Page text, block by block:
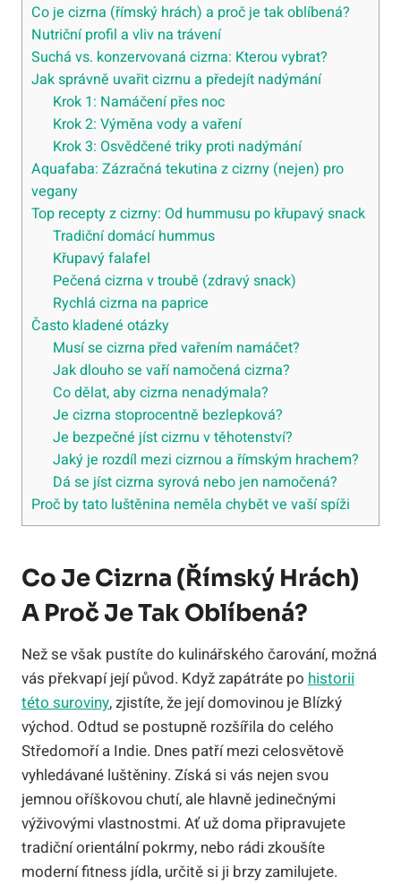
Co je cizrna (římský hrách) a proč je tak oblíbená?
Nutriční profil a vliv na trávení
Suchá vs. konzervovaná cizrna: Kterou vybrat?
Jak správně uvařit cizrnu a předejít nadýmání
Krok 1: Namáčení přes noc
Krok 2: Výměna vody a vaření
Krok 3: Osvědčené triky proti nadýmání
Aquafaba: Zázračná tekutina z cizrny (nejen) pro
vegany
Top recepty z cizrny: Od hummusu po křupavý snack
Tradiční domácí hummus
Křupavý falafel
Pečená cizrna v troubě (zdravý snack)
Rychlá cizrna na paprice
Často kladené otázky
Musí se cizrna před vařením namáčet?
Jak dlouho se vaří namočená cizrna?
Co dělat, aby cizrna nenadýmala?
Je cizrna stoprocentně bezlepková?
Je bezpečné jíst cizrnu v těhotenství?
Jaký je rozdíl mezi cizrnou a římským hrachem?
Dá se jíst cizrna syrová nebo jen namočená?
Proč by tato luštěnina neměla chybět ve vaší spíži
Co Je Cizrna (římský Hrách)
A Proč Je Tak Oblíbená?
Než se však pustíte do kulinářského čarování, možná
vás překvapí její původ. Když zapátráte po historii
této suroviny, zjistíte, že její domovinou je Blízký
východ. Odtud se postupně rozšířila do celého
Středomoří a Indie. Dnes patří mezi celosvětově
vyhledávané luštěniny. Získá si vás nejen svou
jemnou oříškovou chutí, ale hlavně jedinečnými
výživovými vlastnostmi. Ať už doma připravujete
tradiční orientální pokrmy, nebo rádi zkoušíte
moderní fitness jídla, určitě si ji brzy zamilujete.